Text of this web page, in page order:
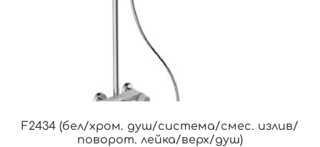
F2434 (бел/хром. душ/система/смес. излив/
поворот. лейка/верх/душ)